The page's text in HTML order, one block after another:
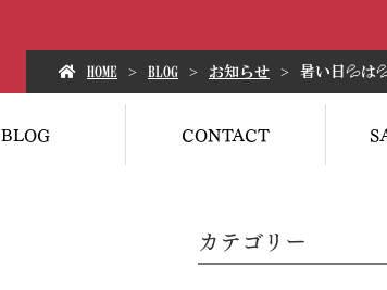
BLOG CONTACT
HOME BLOG お知らせ 暑い日💦は
カテゴリー